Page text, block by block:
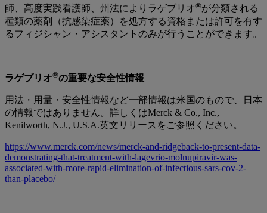
師、高度実践看護師、州法によりラゲブリオ®が分類される
種類の薬剤（抗感染症薬）を処方する資格または許可を有す
るフィジシャン・アシスタントのみが行うことができます。
ラゲブリオ®の重要な安全性情報
用法・用量・安全性情報など一部情報は米国のもので、日本
の情報ではありません。詳しくはMerck & Co., Inc.,
Kenilworth, N.J., U.S.A.英文リリースをご参照ください。
https://www.merck.com/news/merck-and-ridgeback-to-present-data-
demonstrating-that-treatment-with-lagevrio-molnupiravir-was-
associated-with-more-rapid-elimination-of-infectious-sars-cov-2-
than-placebo/